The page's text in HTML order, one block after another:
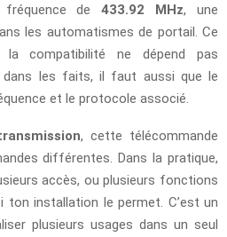
fréquence de433.92 MHz, une
les automatismes de portail. Ce
compatibilité ne dépend pas
dans les faits, il faut aussi que le
et le protocole associé.
, cette télécommande
différentes. Dans la pratique,
accès, ou plusieurs fonctions
ton installation le permet. C’est un
plusieurs usages dans un seul